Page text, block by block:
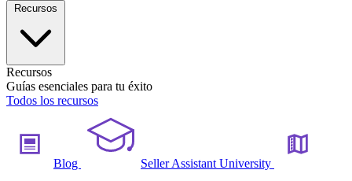
Recursos
Guías esenciales para tu éxito
Todos los recursos
Blog Seller Assistant University